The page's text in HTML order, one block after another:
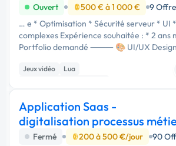
Ouvert 500 € à 1 000 € 9
… e * Optimisation * Sécurité serveur * UI
complexes Expérience souhaitée : * 2 ans
Portfolio demandé ⸻ 🎨 UI/UX
* Interface moderne * Responsive * HUD *
Téléphone * Inventaire * Banque * Cartes
Jeux vidéo
Lua
Application Saas -
digitalisation processus
Fermé 200 à 500 €/jour 90